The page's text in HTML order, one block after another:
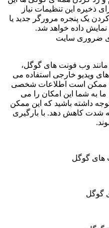
ما به 2 کوکی برای ذخیره این تنظیمات نیاز
یک پنجره مرورگر جدید یا
نمایش داده خواهد شد.
ضروری سایت
وب فونت های گوگل،
ویدیو خارجی استفاده می
ممکن است اطلاعات شخصی
ما به شما این امکان را می
داشته باشید که این ممکن
شدت کاهش دهد. با بارگیری
های گوگل
گوگل